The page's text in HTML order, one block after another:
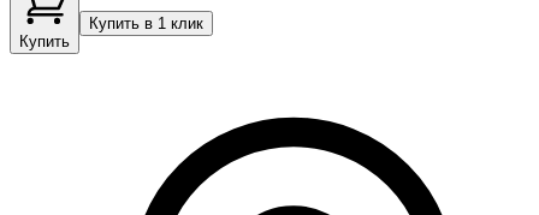
Купить
Купить в 1 клик